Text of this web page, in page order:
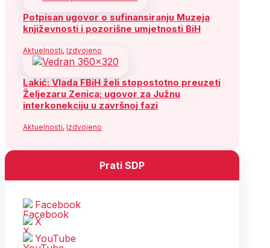
Potpisan ugovor o sufinansiranju Muzeja
književnosti i pozorišne umjetnosti BiH
Aktuelnosti, Izdvojeno
Lakić: Vlada FBiH želi stopostotno preuzeti
Željezaru Zenica; ugovor za Južnu
interkonekciju u završnoj fazi
Aktuelnosti, Izdvojeno
Prati SDP
Facebook
X
YouTube